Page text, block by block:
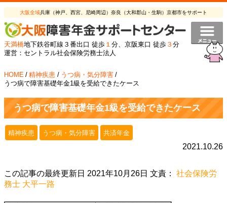
大阪全域兵庫（神戸、西宮、尼崎周辺）奈良（大和郡山・生駒）京都市をサポート
天満橋地下鉄谷町線３番出口 徒歩 １ 分、京阪東口 徒歩 ３ 分
運営：セントラル社会保険労務士法人
HOME / 精神疾患 / うつ病・気分障害 /
うつ病で障害基礎年金1級を受給できたケース
うつ病で障害基礎年金1級を受給できたケース
精神疾患 うつ病・気分障害 共済年金
2021.10.26
この記事の最終更新日 2021年10月26日 文責： 社会保険労
務士 大平一路